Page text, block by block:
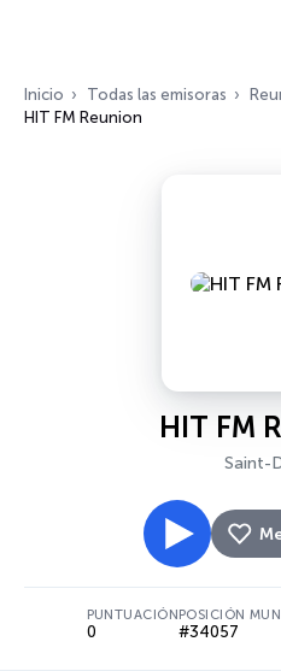
Inicio Todas las emisoras
HIT FM Reunion
HIT FM
Saint-
PUNTUACIÓN
0
POSICIÓN
#34057